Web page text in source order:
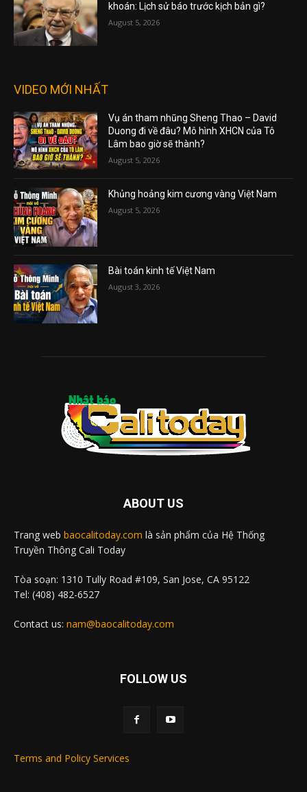
khoán: Lịch sử báo trước kịch bản gì?
August 5, 2026
VIDEO MỚI NHẤT
Vụ án tham nhũng Sheng Thao – David
Duong đi về đâu? Mô hình XHCN của Tô
Lâm bao giờ sẽ thành?
August 5, 2026
Khủng hoảng kim cương vàng Việt Nam
August 5, 2026
Bài toán kinh tế Việt Nam
August 3, 2026
ABOUT US
Trang web baocalitoday.com là sản phẩm của Hệ Thống
Truyền Thông Cali Today
Tòa soạn: 1310 Tully Road #109, San Jose, CA 95122
Tel: (408) 482-6527
Contact us: nam@baocalitoday.com
FOLLOW US
Terms and Policy Services